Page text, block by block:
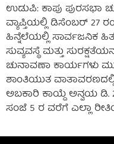
ಉಡುಪಿ: ಕಾಪು ಪುರಸಭಾ
ವ್ಯಾಪ್ತಿಯಲ್ಲಿ ಡಿಸೆಂಬರ್ 27
ಹಿನ್ನೆಲೆಯಲ್ಲಿ ಸಾರ್ವಜನಿಕ
ಸುವ್ಯವಸ್ಥೆ ಮತ್ತು
ಚುನಾವಣಾ ಕಾರ್ಯಗಳು
ಶಾಂತಿಯುತ
ಅಬಕಾರಿ ಕಾಯ್ದೆ ಅನ್ವಯ
ಸಂಜೆ 5 ರ ವರೆಗೆ ಎಲ್ಲಾ